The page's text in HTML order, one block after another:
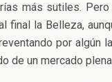
más sutiles. Pero
final la Belleza,
por algún
de un mercado